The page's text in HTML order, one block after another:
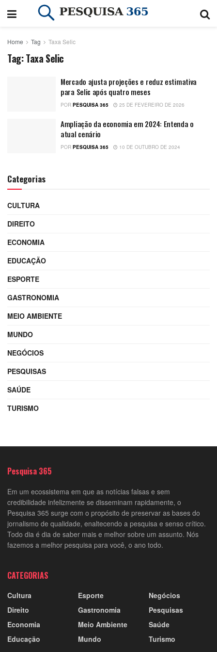
Home Tag Taxa Selic
Tag:Taxa Selic
Mercado ajusta projeções e reduz estimativa
para Selic após quatro meses
POR PESQUISA 365 25 DE FEVEREIRO DE 2026
Ampliação da economia em 2024: Entenda o
atual cenário
POR PESQUISA 365 10 DE OUTUBRO DE 2024
Categorias
CULTURA
DIREITO
ECONOMIA
EDUCAÇÃO
ESPORTE
GASTRONOMIA
MEIO AMBIENTE
MUNDO
NEGÓCIOS
PESQUISAS
SAÚDE
TURISMO
Pesquisa 365
Em um ecossistema em que as notícias falsas e sem
credibilidade infelizmente se disseminam rapidamente, o
Pesquisa 365 surge com o propósito de preservar as bases do
jornalismo de qualidade, enaltecendo a pesquisa e senso crítico.
Todo dia é dia de saber mais e melhor sobre um assunto. Nós
fazemos a melhor pesquisa para você, o ano todo.
CATEGORIAS
Cultura
Direito
Economia
Educação
Esporte
Gastronomia
Meio Ambiente
Mundo
Negócios
Pesquisas
Saúde
Turismo